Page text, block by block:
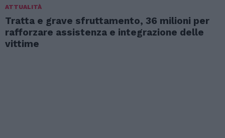
ATTUALITÀ
Tratta e grave sfruttamento, 36 milioni per
rafforzare assistenza e integrazione delle
vittime